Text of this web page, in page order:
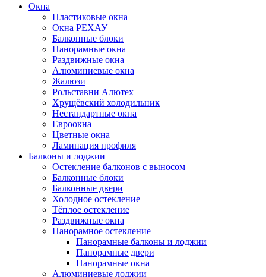
Окна
Пластиковые окна
Окна РЕХАУ
Балконные блоки
Панорамные окна
Раздвижные окна
Алюминиевые окна
Жалюзи
Рольставни Алютех
Хрущёвский холодильник
Нестандартные окна
Евроокна
Цветные окна
Ламинация профиля
Балконы и лоджии
Остекление балконов с выносом
Балконные блоки
Балконные двери
Холодное остекление
Тёплое остекление
Раздвижные окна
Панорамное остекление
Панорамные балконы и лоджии
Панорамные двери
Панорамные окна
Алюминиевые лоджии